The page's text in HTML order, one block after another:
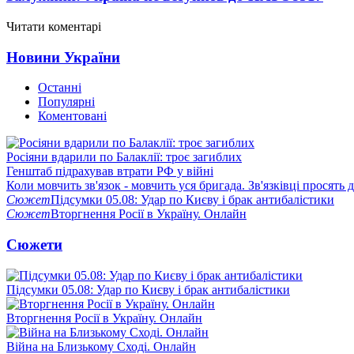
Читати коментарі
Новини України
Останні
Популярні
Коментовані
Росіяни вдарили по Балаклії: троє загиблих
Генштаб підрахував втрати РФ у війні
Коли мовчить зв'язок - мовчить уся бригада. Зв'язківці просять
СюжетПідсумки 05.08: Удар по Києву і брак антибалістики
СюжетВторгнення Росії в Україну. Онлайн
Сюжети
Підсумки 05.08: Удар по Києву і брак антибалістики
Вторгнення Росії в Україну. Онлайн
Війна на Близькому Сході. Онлайн